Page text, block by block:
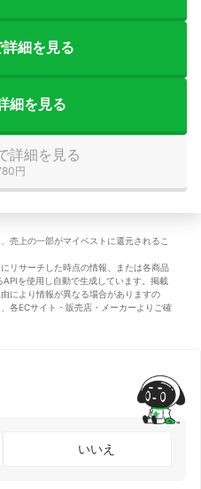
細を見る
細を見る
詳細を見る
円
売上の一部がマイベストに還元されるこ
リサーチした時点の情報、または各商品
を使用し自動で生成しています。掲載
により情報が異なる場合がありますの
各ECサイト・販売店・メーカーよりご確
いいえ